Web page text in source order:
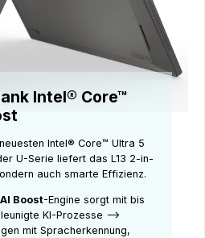
Intel® Core™
Intel® Core™ Ultra 5
U-Serie liefert das L13 2-in-
auch smarte Effizienz.
Boost-Engine sorgt mit bis
KI-Prozesse –>
mit Spracherkennung,